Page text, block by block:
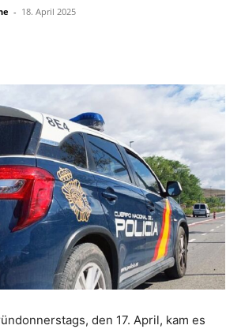
- 18. April 2025
den 17. April, kam es